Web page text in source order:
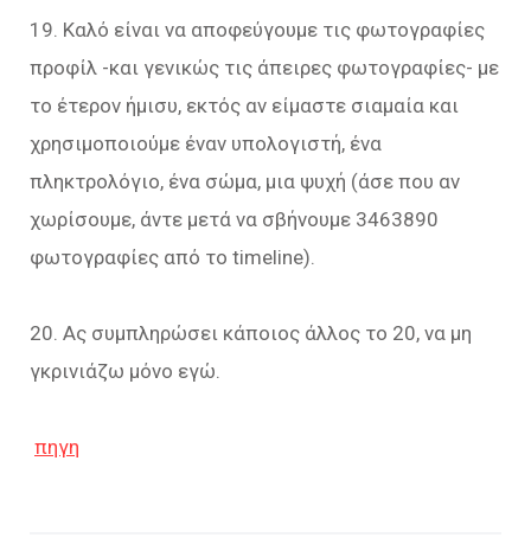
19. Καλό είναι να αποφεύγουμε τις φωτογραφίες
προφίλ -και γενικώς τις άπειρες φωτογραφίες- με
το έτερον ήμισυ, εκτός αν είμαστε σιαμαία και
χρησιμοποιούμε έναν υπολογιστή, ένα
πληκτρολόγιο, ένα σώμα, μια ψυχή (άσε που αν
χωρίσουμε, άντε μετά να σβήνουμε 3463890
φωτογραφίες από το timeline).
20. Ας συμπληρώσει κάποιος άλλος το 20, να μη
γκρινιάζω μόνο εγώ.
πηγη